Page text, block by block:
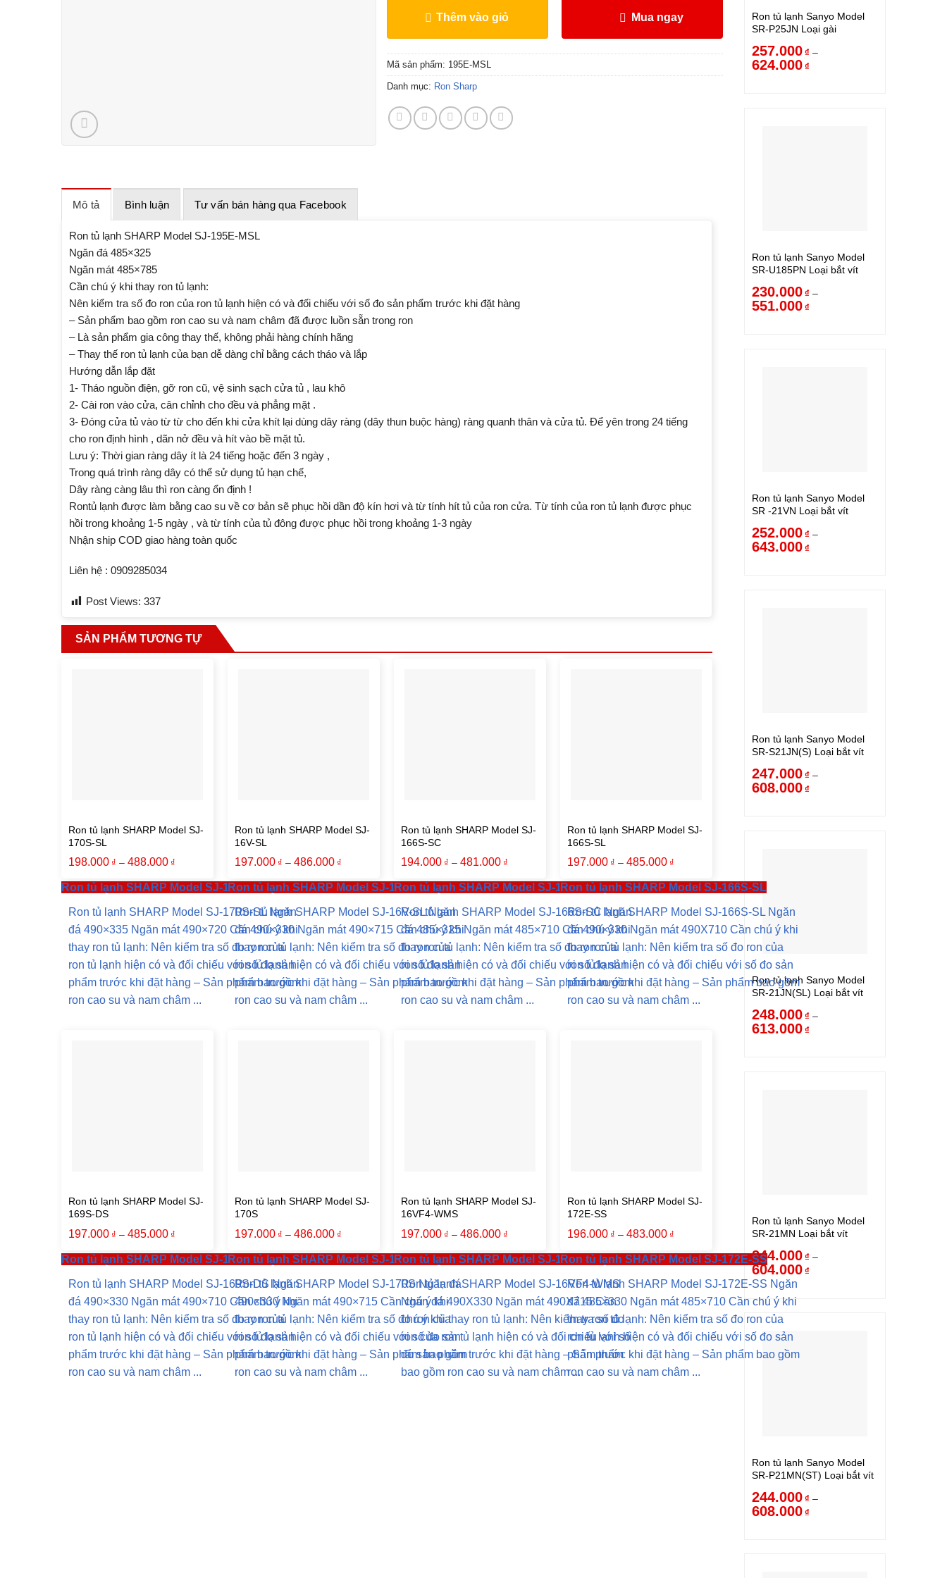
Ron tủ lạnh Sanyo Model
SR-P25JN Loại gài
257.000 ₫ –
624.000 ₫
Ron tủ lạnh Sanyo Model
SR-U185PN Loại bắt vít
230.000 ₫ –
551.000 ₫
Ron tủ lạnh Sanyo Model
SR -21VN Loại bắt vít
252.000 ₫ –
643.000 ₫
Ron tủ lạnh Sanyo Model
SR-S21JN(S) Loại bắt vít
247.000 ₫ –
608.000 ₫
Ron tủ lạnh Sanyo Model
SR-21JN(SL) Loại bắt vít
248.000 ₫ –
613.000 ₫
Ron tủ lạnh Sanyo Model
SR-21MN Loại bắt vít
244.000 ₫ –
604.000 ₫
Ron tủ lạnh Sanyo Model
SR-P21MN(ST) Loại bắt vít
244.000 ₫ –
608.000 ₫
Thêm vào giỏ Mua ngay
Mã sản phẩm: 195E-MSL
Danh mục: Ron Sharp
Mô tả Bình luận Tư vấn bán hàng qua Facebook
Ron tủ lạnh SHARP Model SJ-195E-MSL
Ngăn đá 485×325
Ngăn mát 485×785
Cần chú ý khi thay ron tủ lạnh:
Nên kiểm tra số đo ron của ron tủ lạnh hiện có và đối chiếu với số đo sản phẩm trước khi đặt hàng
– Sản phẩm bao gồm ron cao su và nam châm đã được luồn sẵn trong ron
– Là sản phẩm gia công thay thế, không phải hàng chính hãng
– Thay thế ron tủ lạnh của bạn dễ dàng chỉ bằng cách tháo và lắp
Hướng dẫn lắp đặt
1- Tháo nguồn điện, gỡ ron cũ, vệ sinh sạch cửa tủ , lau khô
2- Cài ron vào cửa, cân chỉnh cho đều và phẳng mặt .
3- Đóng cửa tủ vào từ từ cho đến khi cửa khít lại dùng dây ràng (dây thun buộc hàng) ràng quanh thân và cửa tủ. Để yên trong 24 tiếng
cho ron định hình , dãn nở đều và hít vào bề mặt tủ.
Lưu ý: Thời gian ràng dây ít là 24 tiếng hoặc đến 3 ngày ,
Trong quá trình ràng dây có thể sử dụng tủ hạn chế,
Dây ràng càng lâu thì ron càng ổn định !
Rontủ lạnh được làm bằng cao su về cơ bản sẽ phục hồi dần độ kín hơi và từ tính hít tủ của ron cửa. Từ tính của ron tủ lạnh được phục
hồi trong khoảng 1-5 ngày , và từ tính của tủ đông được phục hồi trong khoảng 1-3 ngày
Nhận ship COD giao hàng toàn quốc
Liên hệ : 0909285034
Post Views: 337
SẢN PHẨM TƯƠNG TỰ
Ron tủ lạnh SHARP Model SJ-
170S-SL
198.000 ₫ – 488.000 ₫
Ron tủ lạnh SHARP Model SJ-170S-SL
Ron tủ lạnh SHARP Model SJ-170S-SL Ngăn
đá 490×335 Ngăn mát 490×720 Cần chú ý khi
thay ron tủ lạnh: Nên kiểm tra số đo ron của
ron tủ lạnh hiện có và đối chiếu với số đo sản
phẩm trước khi đặt hàng – Sản phẩm bao gồm
ron cao su và nam châm ...
Ron tủ lạnh SHARP Model SJ-
16V-SL
197.000 ₫ – 486.000 ₫
Ron tủ lạnh SHARP Model SJ-16V-SL
Ron tủ lạnh SHARP Model SJ-16V-SL Ngăn
đá 490×330 Ngăn mát 490×715 Cần chú ý khi
thay ron tủ lạnh: Nên kiểm tra số đo ron của
ron tủ lạnh hiện có và đối chiếu với số đo sản
phẩm trước khi đặt hàng – Sản phẩm bao gồm
ron cao su và nam châm ...
Ron tủ lạnh SHARP Model SJ-
166S-SC
194.000 ₫ – 481.000 ₫
Ron tủ lạnh SHARP Model SJ-166S-SC
Ron tủ lạnh SHARP Model SJ-166S-SC Ngăn
đá 485×325 Ngăn mát 485×710 Cần chú ý khi
thay ron tủ lạnh: Nên kiểm tra số đo ron của
ron tủ lạnh hiện có và đối chiếu với số đo sản
phẩm trước khi đặt hàng – Sản phẩm bao gồm
ron cao su và nam châm ...
Ron tủ lạnh SHARP Model SJ-
166S-SL
197.000 ₫ – 485.000 ₫
Ron tủ lạnh SHARP Model SJ-166S-SL
Ron tủ lạnh SHARP Model SJ-166S-SL Ngăn
đá 490×330 Ngăn mát 490X710 Cần chú ý khi
thay ron tủ lạnh: Nên kiểm tra số đo ron của
ron tủ lạnh hiện có và đối chiếu với số đo sản
phẩm trước khi đặt hàng – Sản phẩm bao gồm
ron cao su và nam châm ...
Ron tủ lạnh SHARP Model SJ-
169S-DS
197.000 ₫ – 485.000 ₫
Ron tủ lạnh SHARP Model SJ-169S-DS
Ron tủ lạnh SHARP Model SJ-169S-DS Ngăn
đá 490×330 Ngăn mát 490×710 Cần chú ý khi
thay ron tủ lạnh: Nên kiểm tra số đo ron của
ron tủ lạnh hiện có và đối chiếu với số đo sản
phẩm trước khi đặt hàng – Sản phẩm bao gồm
ron cao su và nam châm ...
Ron tủ lạnh SHARP Model SJ-
170S
197.000 ₫ – 486.000 ₫
Ron tủ lạnh SHARP Model SJ-170S
Ron tủ lạnh SHARP Model SJ-170S Ngăn đá
490×330 Ngăn mát 490×715 Cần chú ý khi
thay ron tủ lạnh: Nên kiểm tra số đo ron của
ron tủ lạnh hiện có và đối chiếu với số đo sản
phẩm trước khi đặt hàng – Sản phẩm bao gồm
ron cao su và nam châm ...
Ron tủ lạnh SHARP Model SJ-
16VF4-WMS
197.000 ₫ – 486.000 ₫
Ron tủ lạnh SHARP Model SJ-16VF4-WMS
Ron tủ lạnh SHARP Model SJ-16VF4-WMS
Ngăn đá 490X330 Ngăn mát 490X715 Cần
chú ý khi thay ron tủ lạnh: Nên kiểm tra số đo
ron của ron tủ lạnh hiện có và đối chiếu với số
đo sản phẩm trước khi đặt hàng – Sản phẩm
bao gồm ron cao su và nam châm ...
Ron tủ lạnh SHARP Model SJ-
172E-SS
196.000 ₫ – 483.000 ₫
Ron tủ lạnh SHARP Model SJ-172E-SS
Ron tủ lạnh SHARP Model SJ-172E-SS Ngăn
đá 485×330 Ngăn mát 485×710 Cần chú ý khi
thay ron tủ lạnh: Nên kiểm tra số đo ron của
ron tủ lạnh hiện có và đối chiếu với số đo sản
phẩm trước khi đặt hàng – Sản phẩm bao gồm
ron cao su và nam châm ...